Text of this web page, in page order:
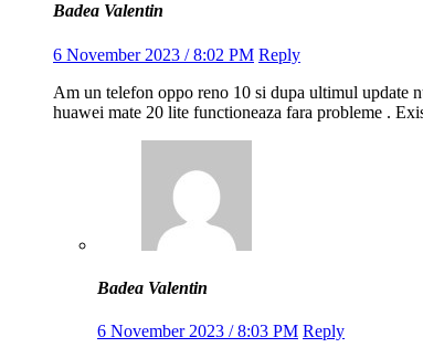
Badea Valentin
6 November 2023 / 8:02 PM Reply
Am un telefon oppo reno 10 si dupa ultimul update
huawei mate 20 lite functioneaza fara probleme .
Badea Valentin
6 November 2023 / 8:03 PM Reply